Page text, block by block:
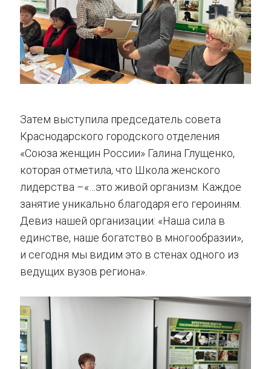
Затем выступила председатель совета
Краснодарского городского отделения
«Союза женщин России» Галина Глущенко,
которая отметила, что Школа женского
лидерства –«…это живой организм. Каждое
занятие уникально благодаря его героиням.
Девиз нашей организации: «Наша сила в
единстве, наше богатство в многообразии»,
и сегодня мы видим это в стенах одного из
ведущих вузов региона».